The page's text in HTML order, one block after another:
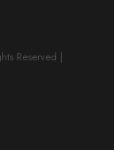
Reserved |